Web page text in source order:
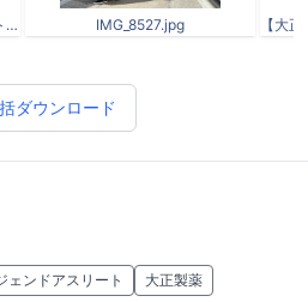
【ベーマガレジェンドアスリート対談企画】集合写真.png IMG_8527.jpg
ダウンロード
ェンドアスリート 大正製薬